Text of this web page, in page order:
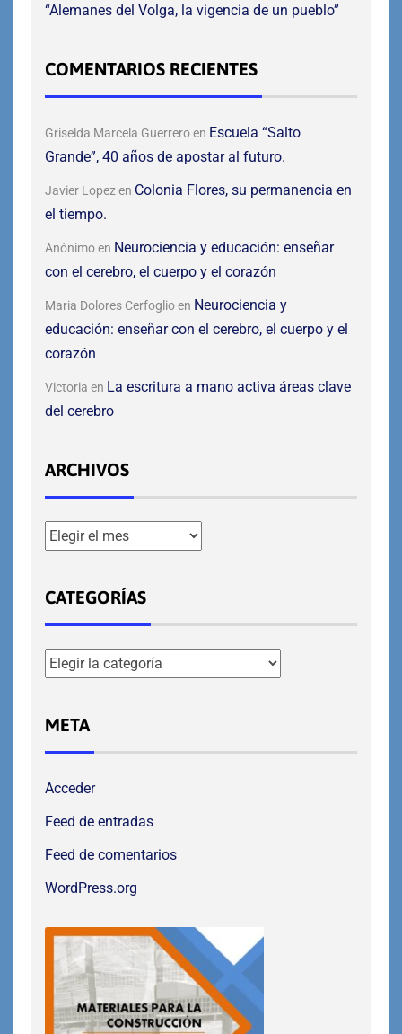
“Alemanes del Volga, la vigencia de un pueblo”
COMENTARIOS RECIENTES
Griselda Marcela Guerreroen Escuela “Salto
Grande”, 40 años de apostar al futuro.
Javier Lopezen Colonia Flores, su permanencia en
el tiempo.
Anónimoen Neurociencia y educación: enseñar
con el cerebro, el cuerpo y el corazón
Maria Dolores Cerfoglioen Neurociencia y
educación: enseñar con el cerebro, el cuerpo y el
corazón
Victoria en La escritura a mano activa áreas clave
del cerebro
ARCHIVOS
CATEGORÍAS
META
Acceder
Feed de entradas
Feed de comentarios
WordPress.org